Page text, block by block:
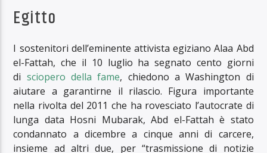
Egitto
I sostenitori dell’eminente attivista egiziano Alaa Abd
el-Fattah, che il 10 luglio ha segnato cento giorni
di sciopero della fame, chiedono a Washington di
aiutare a garantirne il rilascio. Figura importante
nella rivolta del 2011 che ha rovesciato l’autocrate di
lunga data Hosni Mubarak, Abd el-Fattah è stato
condannato a dicembre a cinque anni di carcere,
insieme ad altri due, per “trasmissione di notizie